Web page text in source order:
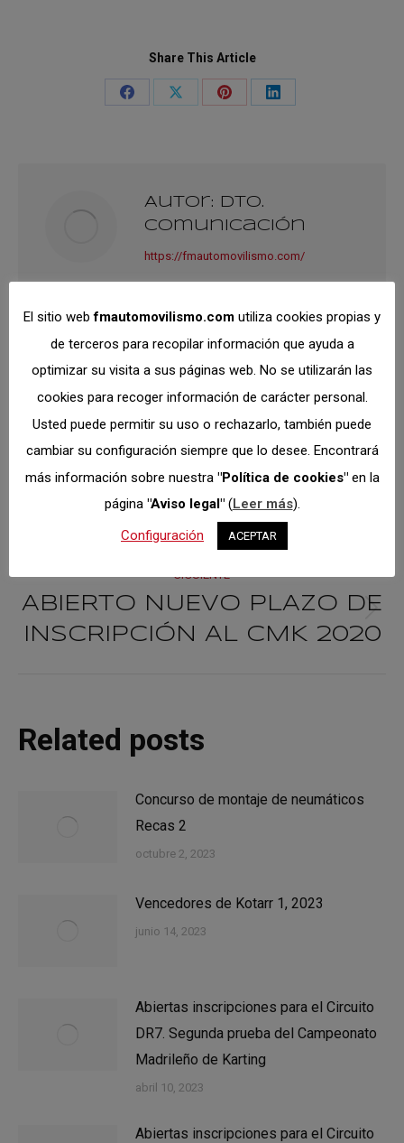
Share This Article
Share
Share
Share
Share
Autor: Dto.
Comunicación
https://fmautomovilismo.com/
Navegación
entre
ANTERIOR
Publicación
anterior:
SE INICIA LA PUBLICACIÓN
DE DOCUMENTACIÓN
RELATIVA AL PROCESO
ELECTORAL FMA 2020
SIGUIENTE
siguiente:
ABIERTO NUEVO PLAZO DE
INSCRIPCIÓN AL CMK 2020
Related posts
Concurso de montaje de neumáticos
Recas 2
octubre 2, 2023
Vencedores de Kotarr 1, 2023
junio 14, 2023
Abiertas inscripciones para el Circuito
DR7. Segunda prueba del Campeonato
Madrileño de Karting
abril 10, 2023
Abiertas inscripciones para el Circuito
El sitio webfmautomovilismo.com utiliza cookies propias y
de terceros para recopilar información que ayuda a
optimizar su visita a sus páginas web. No se utilizarán las
cookies para recoger información de carácter personal.
Usted puede permitir su uso o rechazarlo, también puede
cambiar su configuración siempre que lo desee. Encontrará
más información sobre nuestra "Política de cookies"en la
página "Aviso legal"(Leer más).
Configuración
ACEPTAR